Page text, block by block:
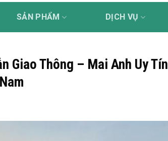
SẢN PHẨM DỊCH VỤ
Giao Thông – Mai Anh Uy Tín